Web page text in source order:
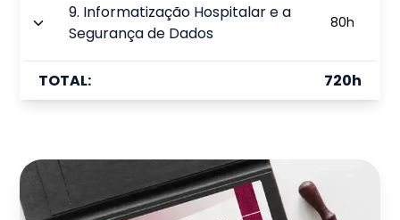
9. Informatização Hospitalar e a
Segurança de Dados
80h
TOTAL: 720h